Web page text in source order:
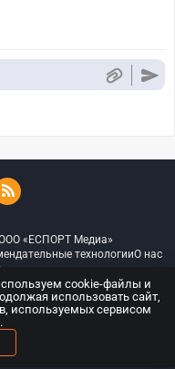
ООО «ЕСПОРТ Медиа»
технологииО нас
права защищены
средств массовой
cookie-файлы и
использовать сайт,
используемых сервисом
.